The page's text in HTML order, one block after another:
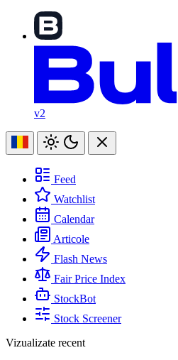
v2
Feed
Watchlist
Calendar
Articole
Flash News
Fair Price Index
StockBot
Stock Screener
Vizualizate recent